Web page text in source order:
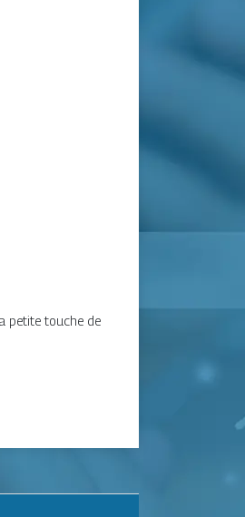
petite touche de